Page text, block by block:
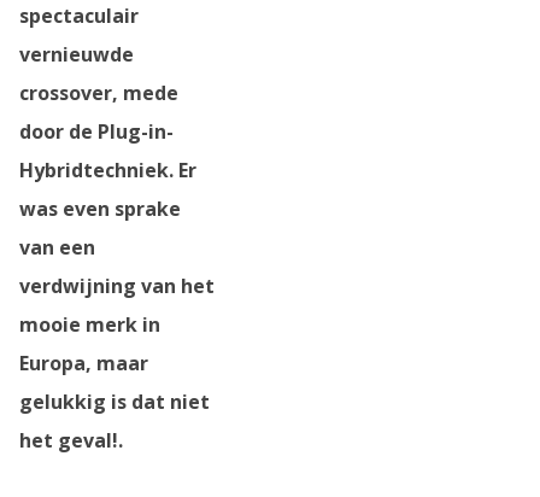
spectaculair
vernieuwde
crossover, mede
door de Plug-in-
Hybridtechniek. Er
was even sprake
van een
verdwijning van het
mooie merk in
Europa, maar
gelukkig is dat niet
het geval!.